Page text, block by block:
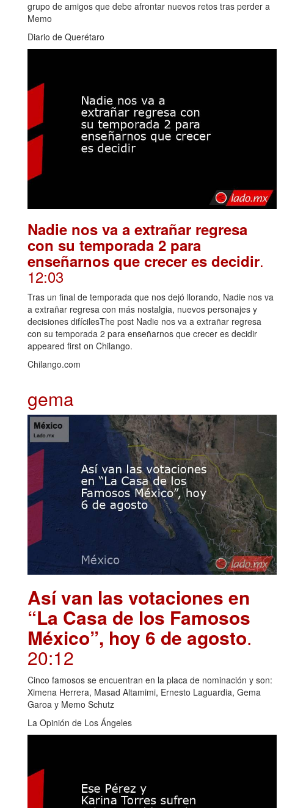
grupo de amigos que debe afrontar nuevos retos tras perder a
Memo
Diario de Querétaro
Nadie nos va a extrañar regresa
con su temporada 2 para
enseñarnos que crecer es decidir.
12:03
Tras un final de temporada que nos dejó llorando, Nadie nos va
a extrañar regresa con más nostalgia, nuevos personajes y
decisiones difícilesThe post Nadie nos va a extrañar regresa
con su temporada 2 para enseñarnos que crecer es decidir
appeared first on Chilango.
Chilango.com
gema
Así van las votaciones en
“La Casa de los Famosos
México”, hoy 6 de agosto.
20:12
Cinco famosos se encuentran en la placa de nominación y son:
Ximena Herrera, Masad Altamimi, Ernesto Laguardia, Gema
Garoa y Memo Schutz
La Opinión de Los Ángeles